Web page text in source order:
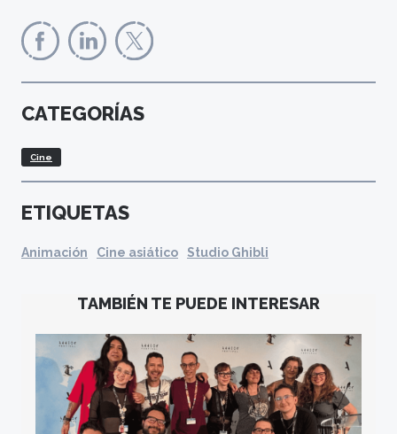
CATEGORÍAS
Cine
ETIQUETAS
Animación Cine asiático Studio Ghibli
TAMBIÉN TE PUEDE INTERESAR